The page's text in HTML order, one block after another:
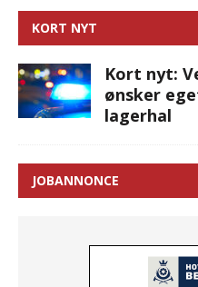
KORT NYT
Kort nyt:
ønsker
lagerhal
JOBANNONCE